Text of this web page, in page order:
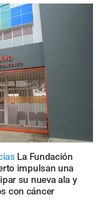
La Fundación
impulsan una
su nueva ala y
con cáncer